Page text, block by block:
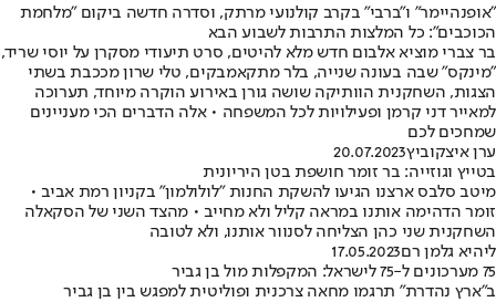
"אופנהיימר" ו"ברבי" בקרב קולנועי מרתק, וסדרה חדשה ביקום "מלחמת
הכוכבים": כל המלצות התרבות לשבוע הבא
בר צברי מוציא אלבום חדש מלא להיטים, סרט תיעודי מסקרן על יוסי שריד,
"מינקס" שבה בעונה שנייה, בלר מתקאמבקים, טלי שרון מככבת בשתי
הצגות, השחקנית הוותיקה שושה גורן באירוע הוקרה מיוחד, תערוכה
למאייר דני קרמן ופעילויות לכל המשפחה • אלה הדברים הכי מעניינים
שמחכים לכם
ערן איצקוביץ20.07.2023
בטייץ וגוזייה: בר זומר חושפת בטן היריונית
מיטב סלבס ארצנו הגיעו להשקת החנות "לולולמון" בקניון רמת אביב •
זומר הדהימה אותנו במראה קליל ולא מחייב • מהצד השני של הסקאלה
השחקנית שני כהן הצליחה לסנוור אותנו, ולא לטובה
ליהיא גלמן רם17.05.2023
75 מערכונים ל-75 לישראל: המקפלות מול בן גביר
ב"ארץ נהדרת" תרגמו מחאה צרכנית ופוליטית למפגש בין בן גביר